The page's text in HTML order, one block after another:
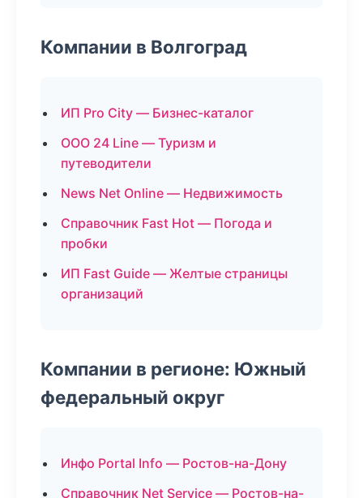
Компании в Волгоград
ИП Pro City — Бизнес-каталог
ООО 24 Line — Туризм и
путеводители
News Net Online — Недвижимость
Справочник Fast Hot — Погода и
пробки
ИП Fast Guide — Желтые страницы
организаций
Компании в регионе: Южный
федеральный округ
Инфо Portal Info — Ростов-на-Дону
Справочник Net Service — Ростов-на-